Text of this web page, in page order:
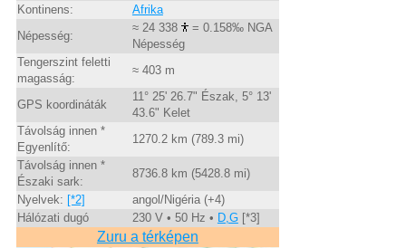
Kontinens:
Afrika
Népesség:
≈ 24 338
= 0.158‰ NGA
Népesség
Tengerszint feletti
magasság:
≈ 403 m
GPS koordináták
11° 25' 26.7" Észak, 5° 13'
43.6" Kelet
Távolság innen *
Egyenlítő:
1270.2 km (789.3 mi)
Távolság innen *
Északi sark:
8736.8 km (5428.8 mi)
Nyelvek: [*2]
angol/Nigéria (+4)
Hálózati dugó
230 V • 50 Hz • D,G[*3]
Zuru a térképen